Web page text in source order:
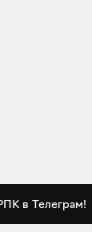
в Телеграм!